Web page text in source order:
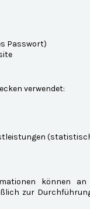
Passwort)
verwendet:
können an
zur